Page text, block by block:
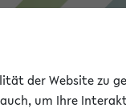
der Website zu
um Ihre